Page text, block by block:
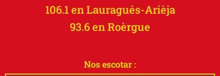
106.1 en Lauragués-Arièja
93.6 en Roèrgue
Nos escotar :